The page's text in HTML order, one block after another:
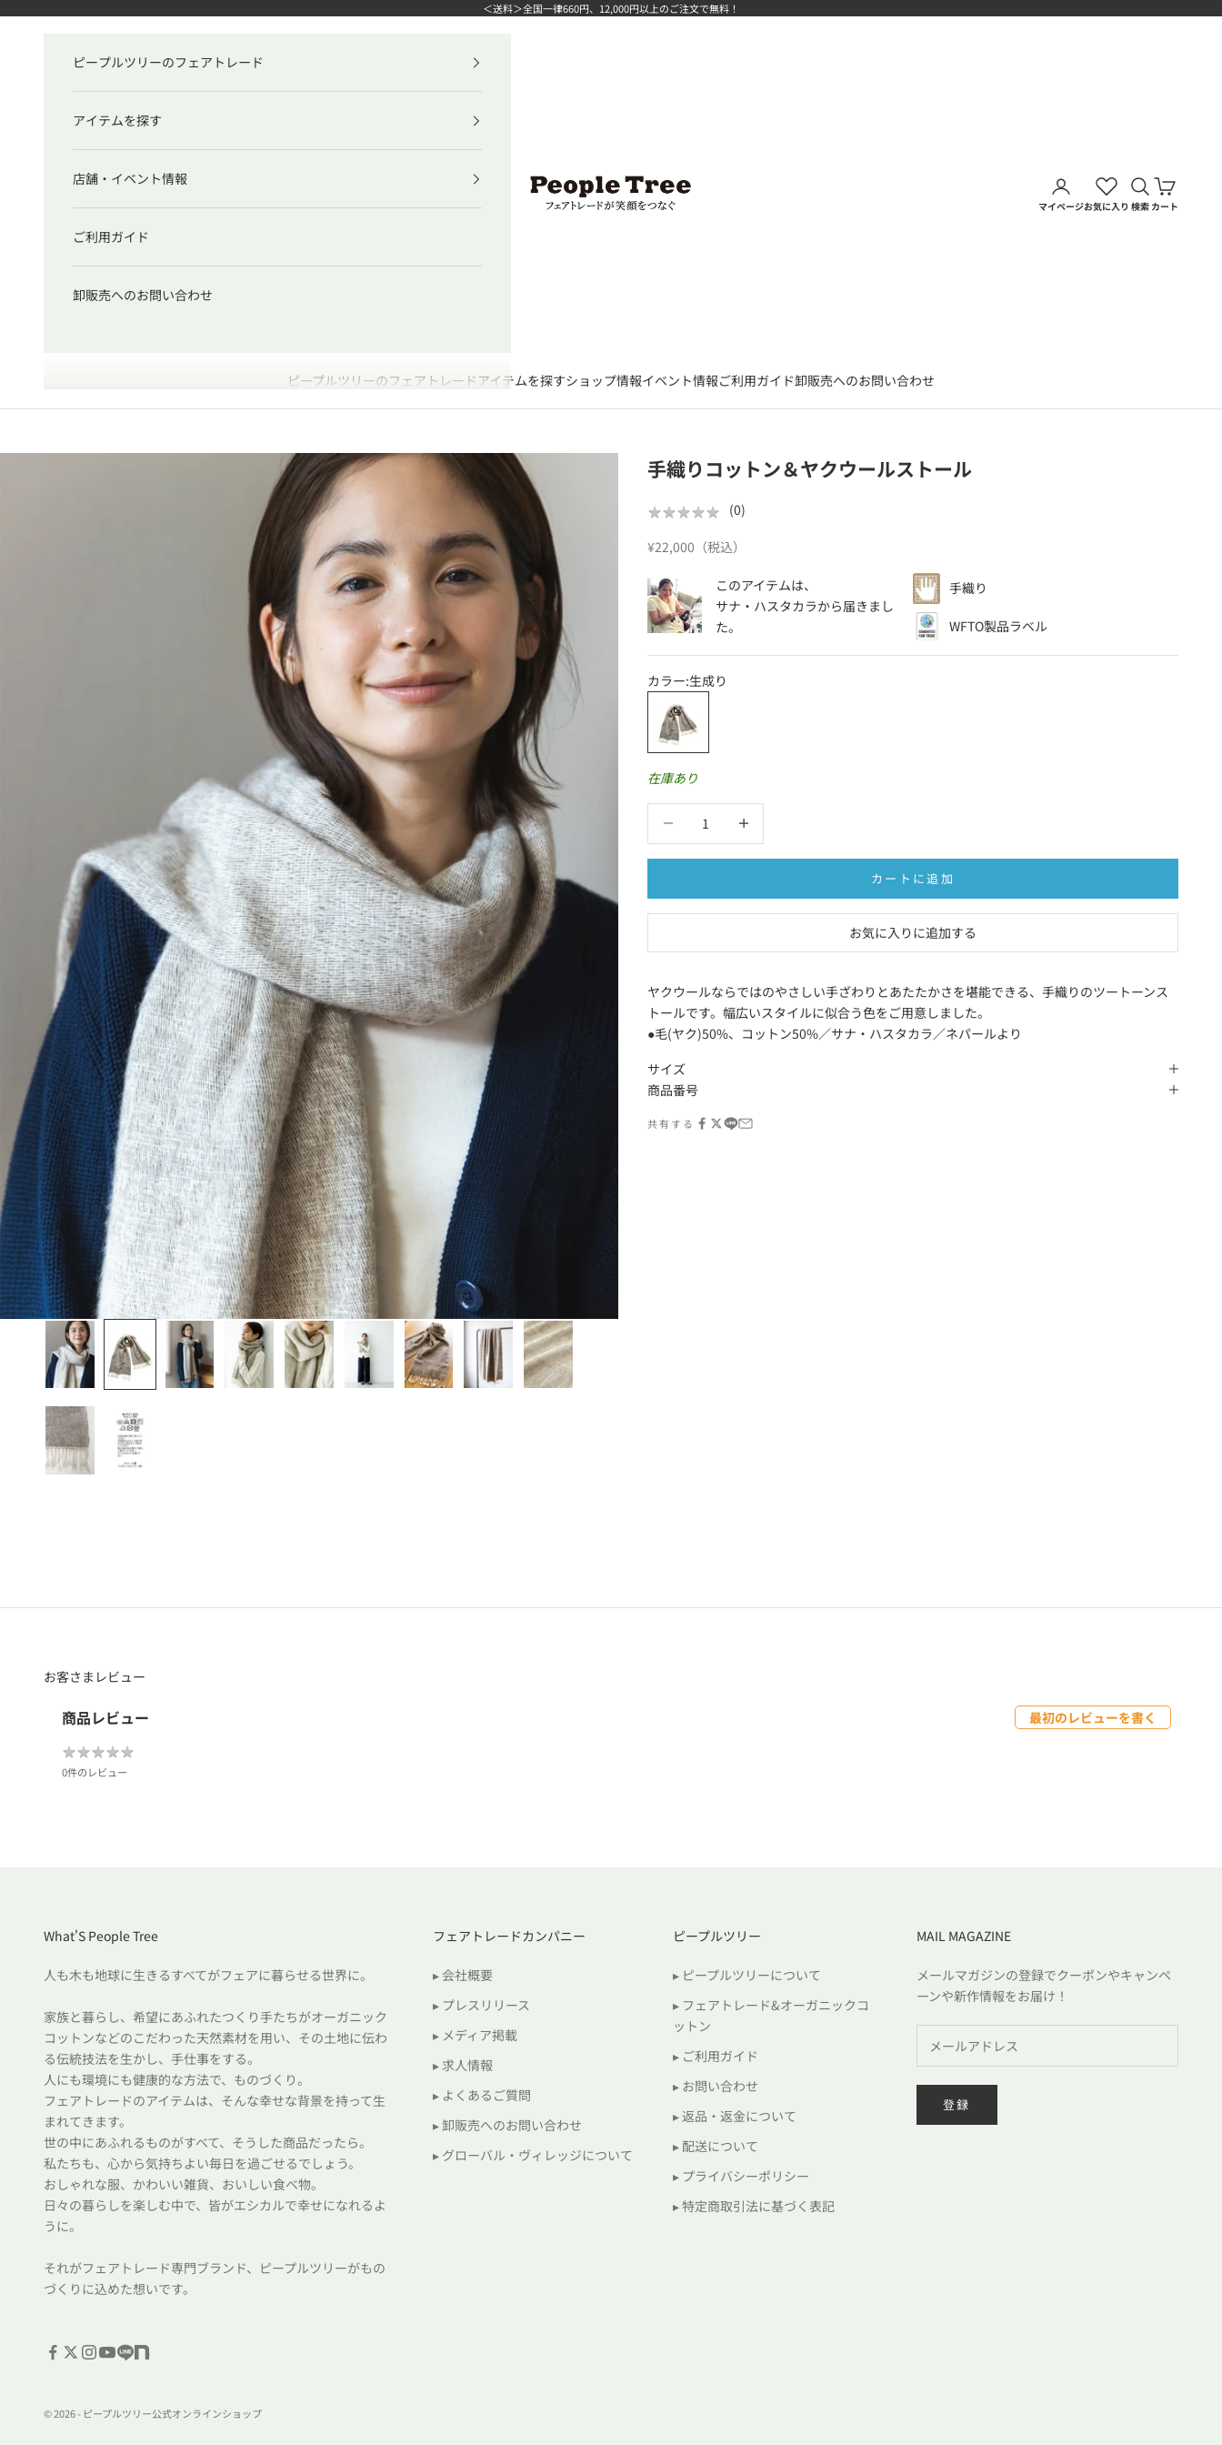
＜送料＞全国一律660円、12,000円以上のご注文で無料！
ピープルツリー公式オンラインショップ
ピープルツリーのフェアトレード アイテムを探すショップ情報イベント情報ご利用ガイド卸販売へのお問い合わせ
アカウントページに移動す
マイページお気に入り
検索を開く
検索
カートを
カート
ピープルツリーのフェアトレード
アイテムを探す
店舗・イベント情報
ご利用ガイド
卸販売へのお問い合わせ
手織りコットン＆ヤクウールストール
★★★★★
★★★★★ (0)
セール価格
¥22,000（税込）
このアイテムは、
サナ・ハスタカラから届きまし
た。
手織り
WFTO製品ラベル
カラー:生成り
生成り
在庫あり
カートに追加
お気に入りに追加する
ヤクウールならではのやさしい手ざわりとあたたかさを堪能できる、手織りのツートーンス
トールです。幅広いスタイルに似合う色をご用意しました。
●毛(ヤク)50%、コットン50%／サナ・ハスタカラ／ネパールより
サイズ
商品番号
共有する
お客さまレビュー
商品レビュー 最初のレビューを書く
★★★★★
★★★★★
0件のレビュー
What'S People Tree
人も木も地球に生きるすべてがフェアに暮らせる世界に。
家族と暮らし、希望にあふれたつくり手たちがオーガニック
コットンなどのこだわった天然素材を用い、その土地に伝わ
る伝統技法を生かし、手仕事をする。
人にも環境にも健康的な方法で、ものづくり。
フェアトレードのアイテムは、そんな幸せな背景を持って生
まれてきます。
世の中にあふれるものがすべて、そうした商品だったら。
私たちも、心から気持ちよい毎日を過ごせるでしょう。
おしゃれな服、かわいい雑貨、おいしい食べ物。
日々の暮らしを楽しむ中で、皆がエシカルで幸せになれるよ
うに。
それがフェアトレード専門ブランド、ピープルツリーがもの
づくりに込めた想いです。
フェアトレードカンパニー
▸ 会社概要
▸ プレスリリース
▸ メディア掲載
▸ 求人情報
▸ よくあるご質問
▸ 卸販売へのお問い合わせ
▸ グローバル・ヴィレッジについて
ピープルツリー
▸ ピープルツリーについて
▸ フェアトレード&オーガニックコ
ットン
▸ ご利用ガイド
▸ お問い合わせ
▸ 返品・返金について
▸ 配送について
▸ プライバシーポリシー
▸ 特定商取引法に基づく表記
MAIL MAGAZINE
メールマガジンの登録でクーポンやキャンペ
ーンや新作情報をお届け！
登録
© 2026 - ピープルツリー公式オンラインショップ